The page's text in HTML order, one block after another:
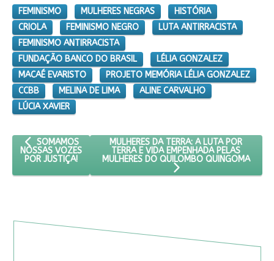
FEMINISMO MULHERES NEGRAS
HISTÓRIA
CRIOLA
FEMINISMO NEGRO
LUTA ANTIRRACISTA
FEMINISMO ANTIRRACISTA
FUNDAÇÃO BANCO DO BRASIL
LÉLIA GONZALEZ
MACAÉ EVARISTO
PROJETO MEMÓRIA LÉLIA GONZALEZ
CCBB
MELINA DE LIMA
ALINE CARVALHO
LÚCIA XAVIER
ARTIGO ANTERIOR: SOMAMOS NOSSAS VOZES POR JUSTIÇA!
SOMAMOS
NOSSAS VOZES
POR JUSTIÇA!
PRÓXIMO ARTIGO: MULHERES DA
MULHERES DA TERRA: A LUTA POR
TERRA E VIDA EMPENHADA PELAS
MULHERES DO QUILOMBO QUINGOMA